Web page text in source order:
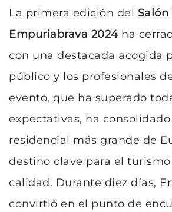
La primera edición del
Empuriabrava 2024ha
con una destacada acogida
público y los profesionales
evento, que ha superado
expectativas, ha
residencial más grande de
destino clave para el
calidad. Durante diez días,
convirtió en el punto de